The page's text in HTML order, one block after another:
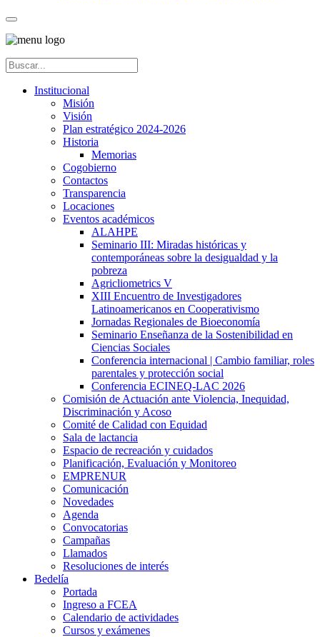
Institucional
Misión
Visión
Plan estratégico 2024-2026
Historia
Memorias
Cogobierno
Contactos
Transparencia
Locaciones
Eventos académicos
ALAHPE
Seminario III: Miradas históricas y
contemporáneas sobre la desigualdad y la
pobreza
Agricliometrics V
XIII Encuentro de Investigadores
Latinoamericanos en Cooperativismo
Jornadas Regionales de Bioeconomía
Seminario Enseñanza de la Sostenibilidad en
Ciencias Sociales
Conferencia internacional | Cambio familiar, roles
parentales y protección social
Conferencia ECINEQ-LAC 2026
Comisión de Actuación ante Violencia, Inequidad,
Discriminación y Acoso
Comité de Calidad con Equidad
Sala de lactancia
Espacio de recreación y cuidados
Planificación, Evaluación y Monitoreo
EMPRENUR
Comunicación
Novedades
Agenda
Convocatorias
Campañas
Llamados
Resoluciones de interés
Bedelía
Portada
Ingreso a FCEA
Calendario de actividades
Cursos y exámenes